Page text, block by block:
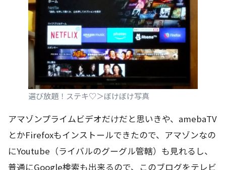
選び放題！ステキ♡＞ぼけぼけ写真
アマゾンプライムビデオだけだと思いきや、amebaTV
とかFirefoxもインストールできたので、アマゾンなの
にYoutube（ライバルのグーグル管轄）も見れるし、
普通にGoogle検索も出来るので、このブログをテレビ